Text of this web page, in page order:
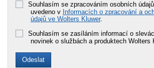
Souhlasím se zpracováním osobních
uvedeno v Informacích o zpracování a
údajů ve Wolters Kluwer.
Souhlasím se zasíláním informací o
novinek o službách a produktech Wolters